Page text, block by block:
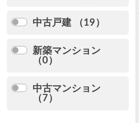
中古戸建 （19）
新築マンション
（0）
中古マンション
（7）